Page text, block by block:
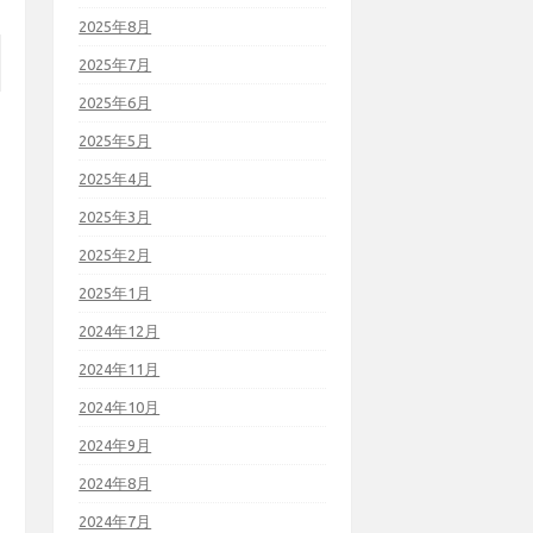
2025年8月
2025年7月
2025年6月
2025年5月
2025年4月
2025年3月
2025年2月
2025年1月
2024年12月
2024年11月
2024年10月
2024年9月
2024年8月
2024年7月